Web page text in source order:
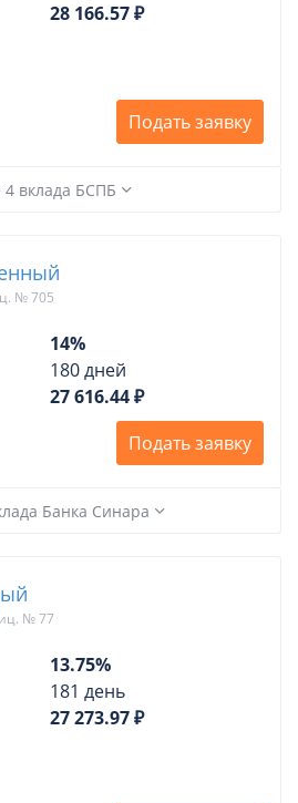
28 166.57 ₽
Подать заявку
вклада БСПБ
№ 705
14%
180 дней
27 616.44 ₽
Подать заявку
Банка Синара
№ 77
13.75%
181 день
27 273.97 ₽